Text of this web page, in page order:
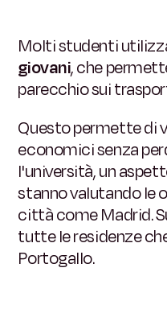
Molti studenti
giovani, che
parecchio sui
Questo permette di
economici senza
l'università, un
stanno valutando le
città come Madrid.
tutte le residenze
Portogallo.